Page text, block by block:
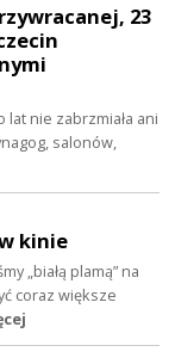
23
lat nie zabrzmiała ani
salonów,
kinie
„białą plamą” na
coraz większe